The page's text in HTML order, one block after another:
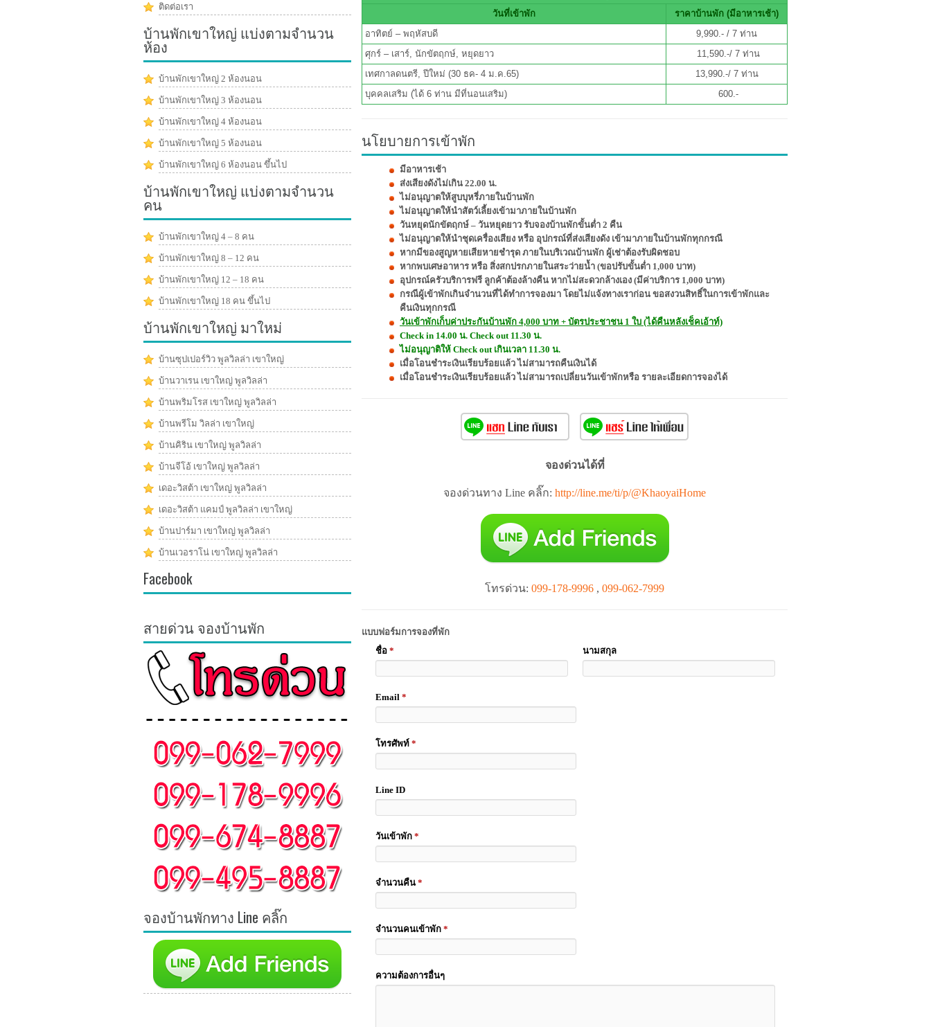
วันที่เข้าพัก
ราคาบ้านพัก (มีอาหารเช้า)
อาทิตย์ – พฤหัสบดี
9,990.- / 7 ท่าน
ศุกร์ – เสาร์, นักขัตฤกษ์, หยุดยาว
11,590.-/ 7 ท่าน
เทศกาลดนตรี, ปีใหม่ (30 ธค- 4 ม.ค.65)
13,990.-/ 7 ท่าน
บุคคลเสริม (ได้ 6 ท่าน มีที่นอนเสริม)
600.-
นโยบายการเข้าพัก
มีอาหารเช้า
ส่งเสียงดังไม่เกิน 22.00 น.
ไม่อนุญาตให้สูบบุหรี่ภายในบ้านพัก
ไม่อนุญาตให้นำสัตว์เลี้ยงเข้ามาภายในบ้านพัก
วันหยุดนักขัตฤกษ์ – วันหยุดยาว รับจองบ้านพักขั้นต่ำ 2 คืน
ไม่อนุญาตให้นำชุดเครื่องเสียง หรือ อุปกรณ์ที่ส่งเสียงดัง เข้ามาภายในบ้านพักทุกกรณี
หากมีของสูญหายเสียหายชำรุด ภายในบริเวณบ้านพัก ผู้เช่าต้องรับผิดชอบ
หากพบเศษอาหาร หรือ สิ่งสกปรกภายในสระว่ายน้ำ (ขอปรับขั้นต่ำ 1,000 บาท)
อุปกรณ์ครัวบริการฟรี ลูกค้าต้องล้างคืน หากไม่สะดวกล้างเอง (มีค่าบริการ 1,000 บาท)
กรณีผู้เข้าพักเกินจำนวนที่ได้ทำการจองมา โดยไม่แจ้งทางเราก่อน ขอสงวนสิทธิ์ในการเข้าพักและ
คืนเงินทุกกรณี
วันเข้าพักเก็บค่าประกันบ้านพัก 4,000 บาท + บัตรประชาชน 1 ใบ (ได้คืนหลังเช็คเอ้าท์)
Check in 14.00 น. Check out 11.30 น.
ไม่อนุญาติให้ Check out เกินเวลา 11.30 น.
เมื่อโอนชำระเงินเรียบร้อยแล้ว ไม่สามารถคืนเงินได้
เมื่อโอนชำระเงินเรียบร้อยแล้ว ไม่สามารถเปลี่ยนวันเข้าพักหรือ รายละเอียดการจองได้
จองด่วนได้ที่
จองด่วนทาง Line คลิ๊ก: http://line.me/ti/p/@KhaoyaiHome
โทรด่วน: 099-178-9996 , 099-062-7999
แบบฟอร์มการจองที่พัก
ชื่อ * นามสกุล
Email *
โทรศัพท์ *
Line ID
วันเข้าพัก *
จำนวนคืน *
จำนวนคนเข้าพัก *
ความต้องการอื่นๆ
ติดต่อเรา
บ้านพักเขาใหญ่ แบ่งตามจำนวน
ห้อง
บ้านพักเขาใหญ่ 2 ห้องนอน
บ้านพักเขาใหญ่ 3 ห้องนอน
บ้านพักเขาใหญ่ 4 ห้องนอน
บ้านพักเขาใหญ่ 5 ห้องนอน
บ้านพักเขาใหญ่ 6 ห้องนอน ขึ้นไป
บ้านพักเขาใหญ่ แบ่งตามจำนวน
คน
บ้านพักเขาใหญ่ 4 – 8 คน
บ้านพักเขาใหญ่ 8 – 12 คน
บ้านพักเขาใหญ่ 12 – 18 คน
บ้านพักเขาใหญ่ 18 คน ขึ้นไป
บ้านพักเขาใหญ่ มาใหม่
บ้านซุปเปอร์วิว พูลวิลล่า เขาใหญ่
บ้านวาเรน เขาใหญ่ พูลวิลล่า
บ้านพริมโรส เขาใหญ่ พูลวิลล่า
บ้านพรีโม วิลล่า เขาใหญ่
บ้านคิริน เขาใหญ่ พูลวิลล่า
บ้านจีโอ้ เขาใหญ่ พูลวิลล่า
เดอะวิสต้า เขาใหญ่ พูลวิลล่า
เดอะวิสต้า แคมป์ พูลวิลล่า เขาใหญ่
บ้านปาร์มา เขาใหญ่ พูลวิลล่า
บ้านเวอราโน่ เขาใหญ่ พูลวิลล่า
Facebook
สายด่วน จองบ้านพัก
จองบ้านพักทาง Line คลิ๊ก